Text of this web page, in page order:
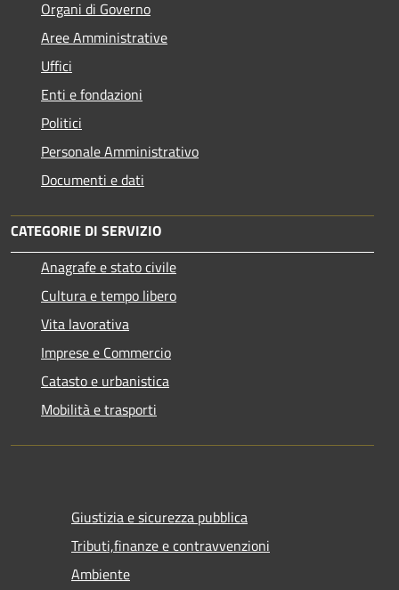
Organi di Governo
Aree Amministrative
Uffici
Enti e fondazioni
Politici
Personale Amministrativo
Documenti e dati
CATEGORIE DI SERVIZIO
Anagrafe e stato civile
Cultura e tempo libero
Vita lavorativa
Imprese e Commercio
Catasto e urbanistica
Mobilità e trasporti
Giustizia e sicurezza pubblica
Tributi,finanze e contravvenzioni
Ambiente